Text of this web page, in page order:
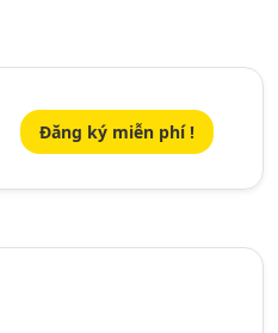
Đăng ký miễn phí !